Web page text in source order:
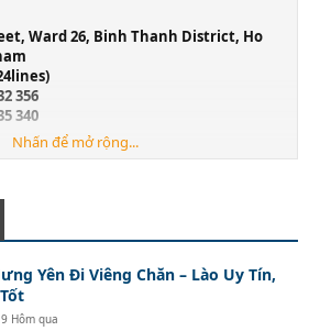
Ward 26, Binh Thanh District, Ho
356
340
shipping.com
Street, May To Ward, Ngo Quyen
Vietnam
shipping.com
Nhấn để mở rộng...
Yên Đi Viêng Chăn – Lào Uy Tín,
Hôm qua